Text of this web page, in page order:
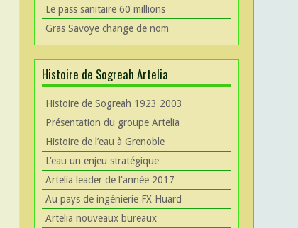
Le pass sanitaire 60 millions
Gras Savoye change de nom
Histoire de Sogreah Artelia
Histoire de Sogreah 1923 2003
Présentation du groupe Artelia
Histoire de l’eau à Grenoble
L’eau un enjeu stratégique
Artelia leader de l'année 2017
Au pays de ingénierie FX Huard
Artelia nouveaux bureaux